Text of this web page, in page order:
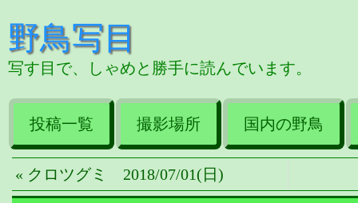
野鳥写目
写す目で、しゃめと勝手に読んでいます。
投稿一覧 撮影場所 国内の野鳥
« クロツグミ 2018/07/01(日)